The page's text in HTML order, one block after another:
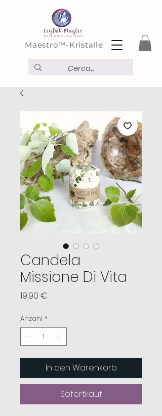
Maestro™-Kristalle
Candela
Missione Di Vita
19,90 €
Anzahl *
In den Warenkorb
Sofortkauf